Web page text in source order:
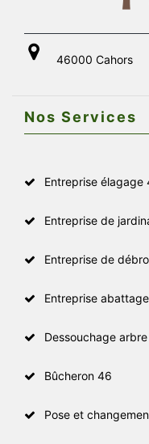
46000 Cahors
Nos Services
Entreprise élagage
Entreprise de
Entreprise de
Entreprise
Dessouchage
Bûcheron 46
Pose et